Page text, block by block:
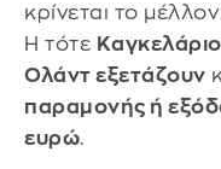
κρίνεται το
Η τότε
Ολάντ εξετάζουν
παραμονής ή
ευρώ.